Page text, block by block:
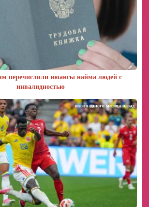
перечислили нюансы найма людей с
инвалидностью
около одного месяца назад